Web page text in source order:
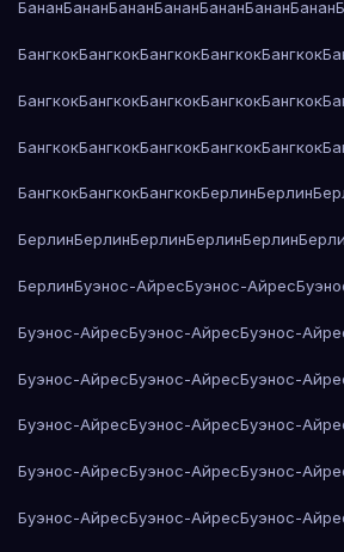
БананБананБананБананБананБананБанан
БангкокБангкокБангкокБангкокБангкок
БангкокБангкокБангкокБангкокБангкок
БангкокБангкокБангкокБангкокБангкок
БангкокБангкокБангкокБерлинБерлин
БерлинБерлинБерлинБерлинБерлин
БерлинБуэнос-АйресБуэнос-Айрес
Буэнос-АйресБуэнос-АйресБуэнос-
Буэнос-АйресБуэнос-АйресБуэнос-
Буэнос-АйресБуэнос-АйресБуэнос-
Буэнос-АйресБуэнос-АйресБуэнос-
Буэнос-АйресБуэнос-АйресБуэнос-